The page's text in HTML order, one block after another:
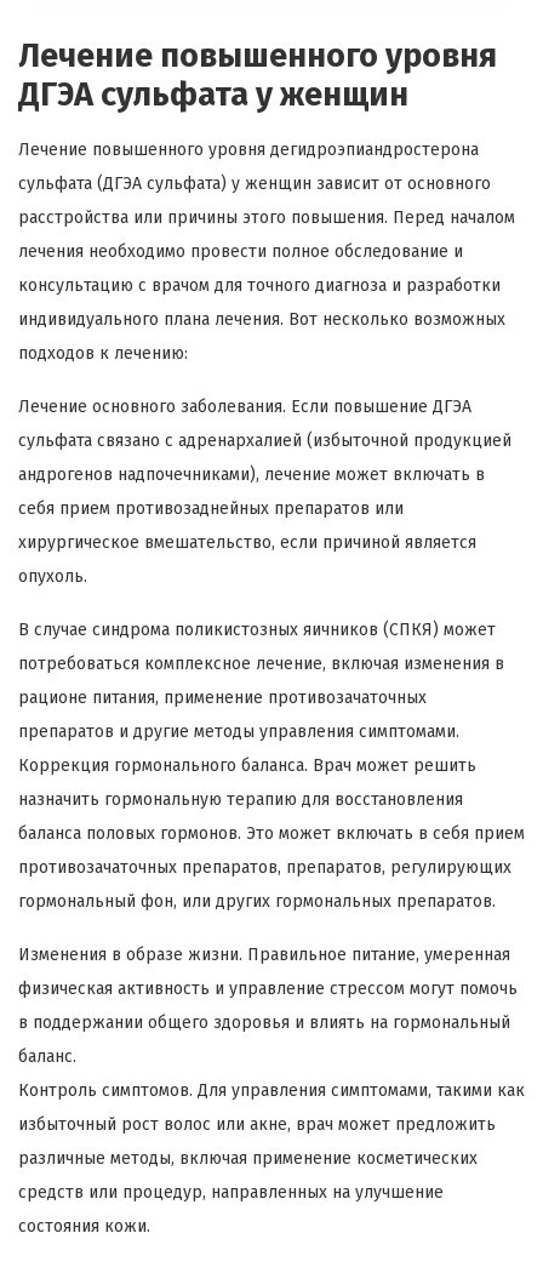
Лечение повышенного уровня
ДГЭА сульфата у женщин
Лечение повышенного уровня дегидроэпиандростерона
сульфата (ДГЭА сульфата) у женщин зависит от основного
расстройства или причины этого повышения. Перед началом
лечения необходимо провести полное обследование и
консультацию с врачом для точного диагноза и разработки
индивидуального плана лечения. Вот несколько возможных
подходов к лечению:
Лечение основного заболевания. Если повышение ДГЭА
сульфата связано с адренархалией (избыточной продукцией
андрогенов надпочечниками), лечение может включать в
себя прием противозаднейных препаратов или
хирургическое вмешательство, если причиной является
опухоль.
В случае синдрома поликистозных яичников (СПКЯ) может
потребоваться комплексное лечение, включая изменения в
рационе питания, применение противозачаточных
препаратов и другие методы управления симптомами.
Коррекция гормонального баланса. Врач может решить
назначить гормональную терапию для восстановления
баланса половых гормонов. Это может включать в себя прием
противозачаточных препаратов, препаратов, регулирующих
гормональный фон, или других гормональных препаратов.
Изменения в образе жизни. Правильное питание, умеренная
физическая активность и управление стрессом могут помочь
в поддержании общего здоровья и влиять на гормональный
баланс.
Контроль симптомов. Для управления симптомами, такими как
избыточный рост волос или акне, врач может предложить
различные методы, включая применение косметических
средств или процедур, направленных на улучшение
состояния кожи.